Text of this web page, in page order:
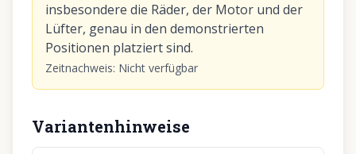
insbesondere die Räder, der Motor und der
Lüfter, genau in den demonstrierten
Positionen platziert sind.
Zeitnachweis: Nicht verfügbar
Variantenhinweise